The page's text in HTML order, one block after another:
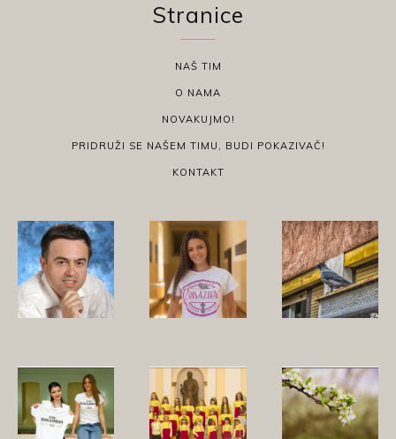
Stranice
NAŠ TIM
O NAMA
NOVAKUJMO!
PRIDRUŽI SE NAŠEM TIMU, BUDI POKAZIVAČ!
KONTAKT